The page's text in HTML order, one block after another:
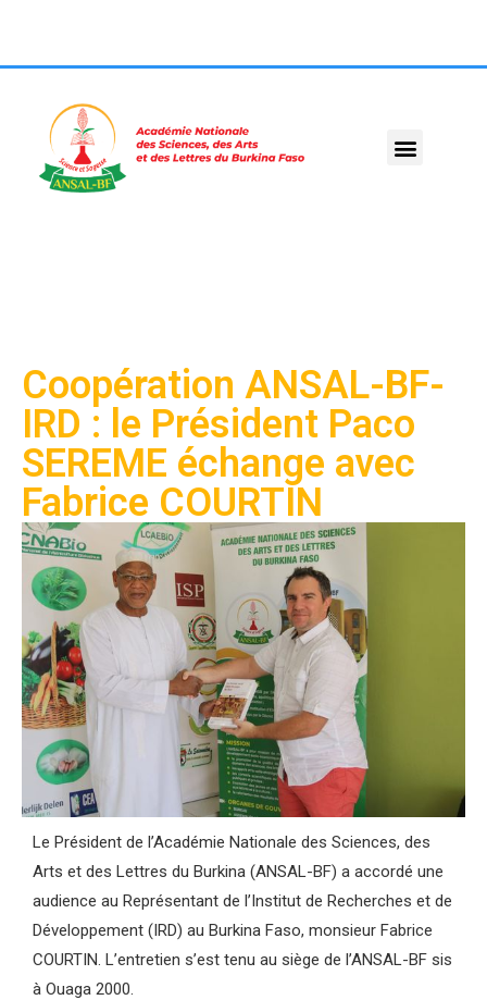
Coopération ANSAL-BF-
IRD : le Président Paco
SEREME échange avec
Fabrice COURTIN
Le Président de l’Académie Nationale des Sciences, des
Arts et des Lettres du Burkina (ANSAL-BF) a accordé une
audience au Représentant de l’Institut de Recherches et de
Développement (IRD) au Burkina Faso, monsieur Fabrice
COURTIN. L’entretien s’est tenu au siège de l’ANSAL-BF sis
à Ouaga 2000.